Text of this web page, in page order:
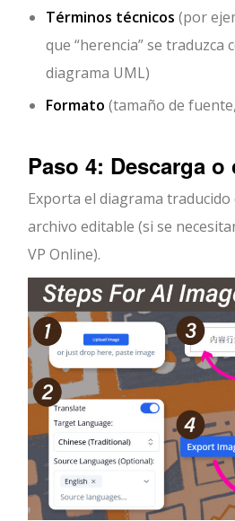
Términos técnicos (por
que “herencia” se traduzca
diagrama UML)
Formato (tamaño de
Paso 4: Descarga o
Exporta el diagrama
archivo editable (si se
VP Online).